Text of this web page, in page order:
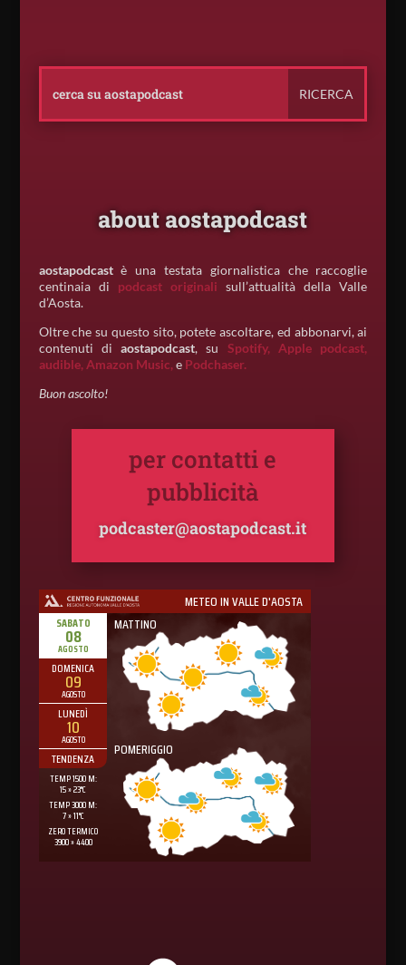
about aostapodcast
aostapodcastè una testata giornalistica che raccoglie
centinaia di podcast originali sull’attualità della Valle
d’Aosta.
Oltre che su questo sito, potete ascoltare, ed abbonarvi, ai
contenuti diaostapodcast, su Spotify, Apple podcast,
audible, Amazon Music,e Podchaser.
Buon ascolto!
per contatti e
pubblicità
podcaster@aostapodcast.it